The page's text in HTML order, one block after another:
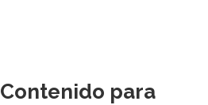
Contenido para